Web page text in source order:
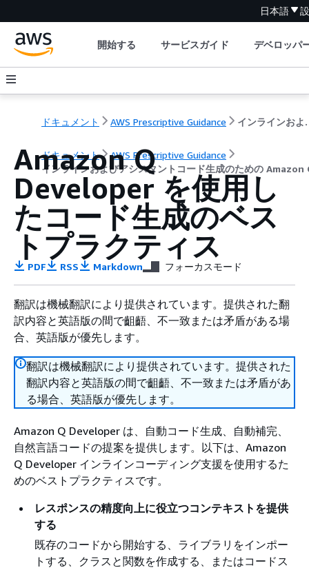
日本語
開始する サービスガイド デベロッパ
ドキュメント AWS Prescriptive Guidance インラインおよびア
ドキュメント
AWS Prescriptive Guidance
インラインおよびアシスタントコード生成のための
Amazon Q
Developer を使用し
たコード生成のベス
トプラクティス
PDF RSS Markdown フォーカスモード
翻訳は機械翻訳により提供されています。提供された翻
訳内容と英語版の間で齟齬、不一致または矛盾がある場
合、英語版が優先します。
翻訳は機械翻訳により提供されています。提供された
翻訳内容と英語版の間で齟齬、不一致または矛盾があ
る場合、英語版が優先します。
Amazon Q Developer は、自動コード生成、自動補完、
自然言語コードの提案を提供します。以下は、Amazon
Q Developer インラインコーディング支援を使用するた
めのベストプラクティスです。
レスポンスの精度向上に役立つコンテキストを提供
する
既存のコードから開始する、ライブラリをインポー
トする、クラスと関数を作成する、またはコードス